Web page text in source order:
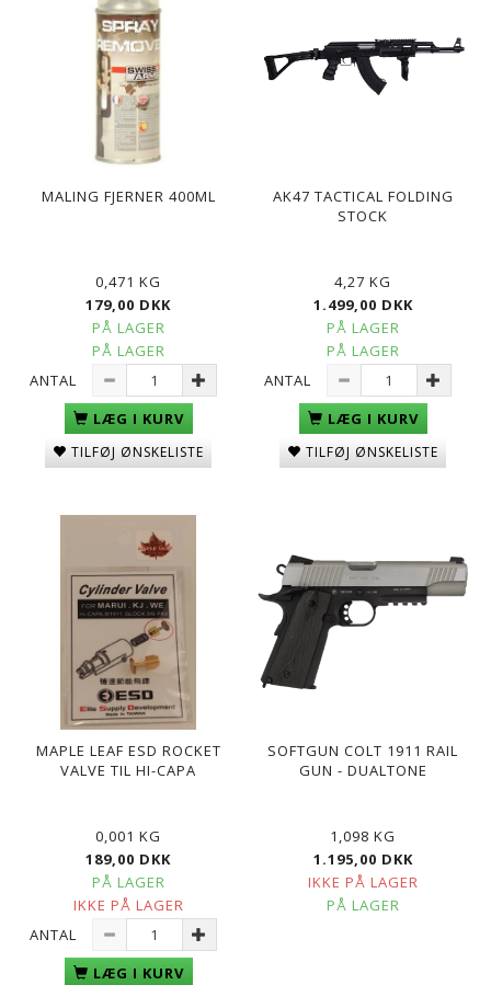
MALING FJERNER 400ML
0,471 KG
179,00 DKK
PÅ LAGER
PÅ LAGER
ANTAL
LÆG I KURV
TILFØJ ØNSKELISTE
AK47 TACTICAL FOLDING
STOCK
4,27 KG
1.499,00 DKK
PÅ LAGER
PÅ LAGER
ANTAL
LÆG I KURV
TILFØJ ØNSKELISTE
MAPLE LEAF ESD ROCKET
VALVE TIL HI-CAPA
0,001 KG
189,00 DKK
PÅ LAGER
IKKE PÅ LAGER
ANTAL
LÆG I KURV
SOFTGUN COLT 1911 RAIL
GUN - DUALTONE
1,098 KG
1.195,00 DKK
IKKE PÅ LAGER
PÅ LAGER